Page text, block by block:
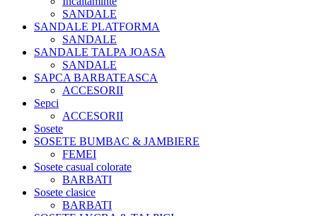
SANDALE
SANDALE PLATFORMA
SANDALE
SANDALE TALPA JOASA
SANDALE
SAPCA BARBATEASCA
ACCESORII
Sepci
ACCESORII
Sosete
SOSETE BUMBAC & JAMBIERE
FEMEI
Sosete casual colorate
BARBATI
Sosete clasice
BARBATI